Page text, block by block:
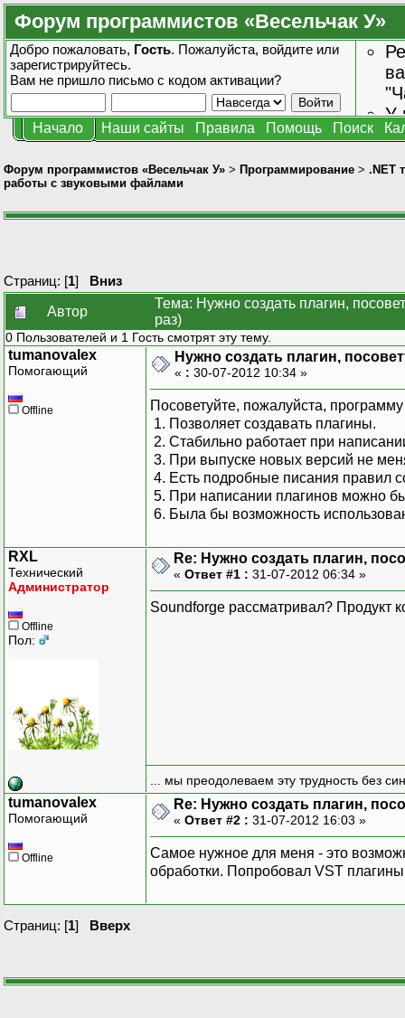
Форум программистов «Весельчак У»
Добро пожаловать, Гость. Пожалуйста, войдите или
зарегистрируйтесь.
Вам не пришло письмо с кодом активации?
У
Начало Наши сайты Правила Помощь Поиск
Форум программистов «Весельчак У» > Программирование > .NET
работы с звуковыми файлами
Страниц: [1] Вниз
Автор
Тема: Нужно создать плагин,
раз)
0 Пользователей и 1 Гость смотрят эту тему.
tumanovalex
Помогающий
Offline
Нужно создать плагин,
« : 30-07-2012 10:34 »
Посоветуйте, пожалуйста,
1. Позволяет создавать плагины.
2. Стабильно работает при
3. При выпуске новых версий не
4. Есть подробные писания правил
5. При написании плагинов можно
6. Была бы возможность
RXL
Технический
Администратор
Offline
Пол:
Re: Нужно создать плагин,
« Ответ #1 : 31-07-2012 06:34 »
Soundforge рассматривал? Продукт
... мы преодолеваем эту трудность без
tumanovalex
Помогающий
Offline
Re: Нужно создать плагин,
« Ответ #2 : 31-07-2012 16:03 »
Самое нужное для меня - это
обработки. Попробовал VST
Страниц: [1] Вверх